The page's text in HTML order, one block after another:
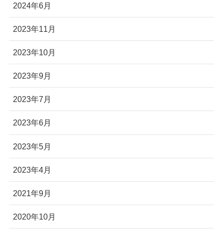
2024年6月
2023年11月
2023年10月
2023年9月
2023年7月
2023年6月
2023年5月
2023年4月
2021年9月
2020年10月